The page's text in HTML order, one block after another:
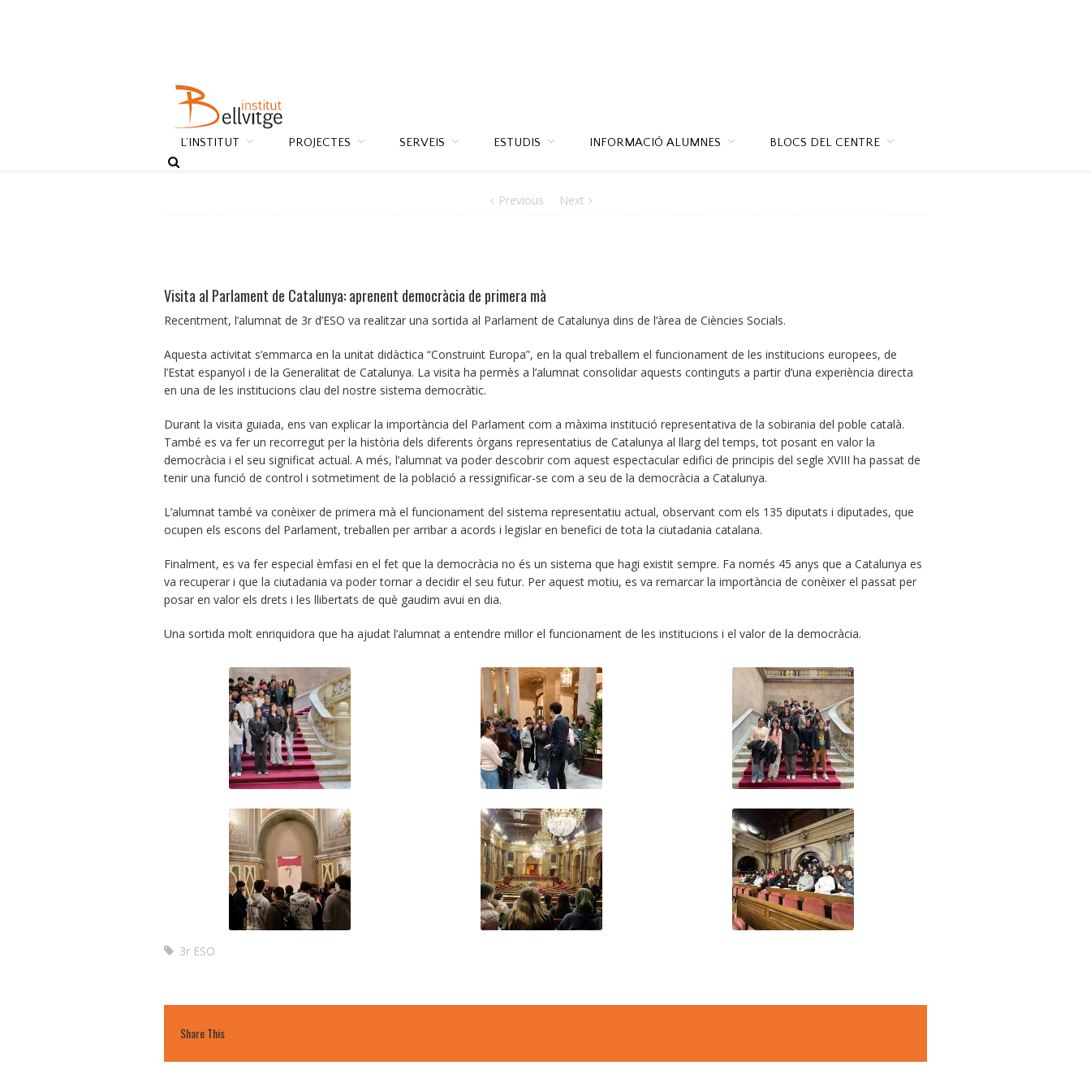
L’INSTITUT PROJECTES SERVEIS ESTUDIS INFORMACIÓ ALUMNES BLOCS DEL CENTRE
Previous Next
Visita al Parlament de Catalunya: aprenent democràcia de primera mà
Recentment, l’alumnat de 3r d’ESO va realitzar una sortida al Parlament de Catalunya dins de l’àrea de Ciències Socials.
Aquesta activitat s’emmarca en la unitat didàctica “Construint Europa”, en la qual treballem el funcionament de les institucions europees, de
l’Estat espanyol i de la Generalitat de Catalunya. La visita ha permès a l’alumnat consolidar aquests continguts a partir d’una experiència directa
en una de les institucions clau del nostre sistema democràtic.
Durant la visita guiada, ens van explicar la importància del Parlament com a màxima institució representativa de la sobirania del poble català.
També es va fer un recorregut per la història dels diferents òrgans representatius de Catalunya al llarg del temps, tot posant en valor la
democràcia i el seu significat actual. A més, l’alumnat va poder descobrir com aquest espectacular edifici de principis del segle XVIII ha passat de
tenir una funció de control i sotmetiment de la població a ressignificar-se com a seu de la democràcia a Catalunya.
L’alumnat també va conèixer de primera mà el funcionament del sistema representatiu actual, observant com els 135 diputats i diputades, que
ocupen els escons del Parlament, treballen per arribar a acords i legislar en benefici de tota la ciutadania catalana.
Finalment, es va fer especial èmfasi en el fet que la democràcia no és un sistema que hagi existit sempre. Fa només 45 anys que a Catalunya es
va recuperar i que la ciutadania va poder tornar a decidir el seu futur. Per aquest motiu, es va remarcar la importància de conèixer el passat per
posar en valor els drets i les llibertats de què gaudim avui en dia.
Una sortida molt enriquidora que ha ajudat l’alumnat a entendre millor el funcionament de les institucions i el valor de la democràcia.
3r ESO
Share This